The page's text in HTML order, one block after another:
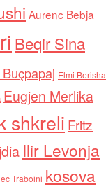
Aurenc Bebja
Beqir Sina
Elmi Berisha
Eugjen Merlika
shkreli Fritz
Ilir Levonja
Traboini kosova